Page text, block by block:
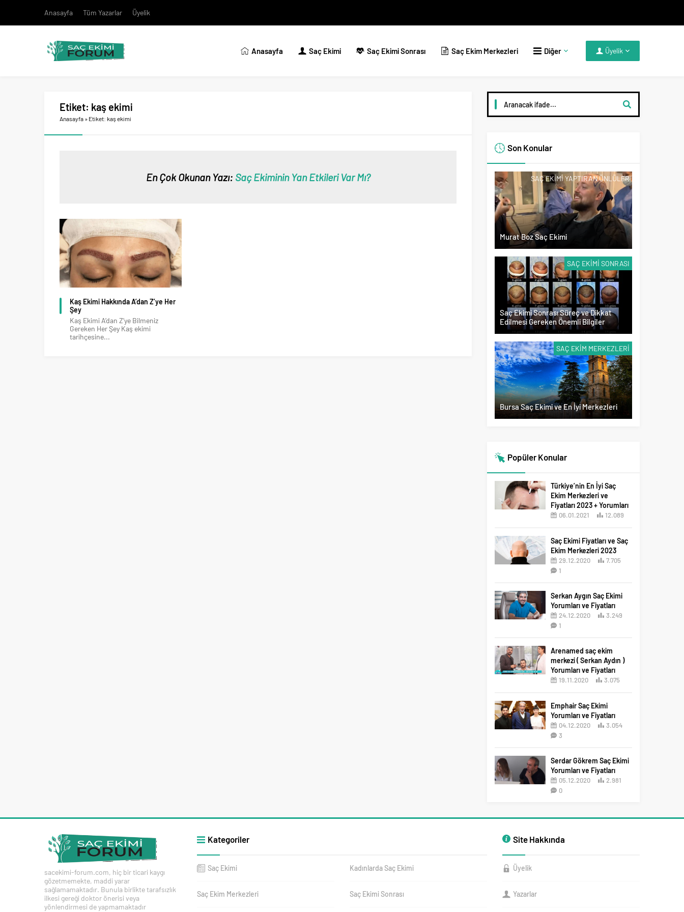
Anasayfa Tüm Yazarlar Üyelik
Anasayfa Saç Ekimi Saç Ekimi Sonrası Saç Ekim Merkezleri Diğer Üyelik
Etiket: kaş ekimi
Anasayfa » Etiket: kaş ekimi
En Çok Okunan Yazı: Saç Ekiminin Yan Etkileri Var Mı?
Kaş Ekimi Hakkında A’dan Z’ye Her
Şey
Kaş Ekimi A’dan Z’ye Bilmeniz
Gereken Her Şey Kaş ekimi
tarihçesine...
Son Konular
SAÇ EKIMI YAPTIRAN ÜNLÜLER
Murat Boz Saç Ekimi
SAÇ EKIMI SONRASI
Saç Ekimi Sonrası Süreç ve Dikkat
Edilmesi Gereken Önemli Bilgiler
SAÇ EKIM MERKEZLERI
Bursa Saç Ekimi ve En İyi Merkezleri
Popüler Konular
Türkiye’nin En İyi Saç
Ekim Merkezleri ve
Fiyatları 2023 + Yorumları
06.01.2021
12.089
Saç Ekimi Fiyatları ve Saç
Ekim Merkezleri 2023
29.12.2020
7.705
1
Serkan Aygın Saç Ekimi
Yorumları ve Fiyatları
24.12.2020
3.249
1
Arenamed saç ekim
merkezi ( Serkan Aydın )
Yorumları ve Fiyatları
19.11.2020
3.075
Emphair Saç Ekimi
Yorumları ve Fiyatları
04.12.2020
3.054
3
Serdar Gökrem Saç Ekimi
Yorumları ve Fiyatları
05.12.2020
2.981
0
sacekimi-forum.com, hiç bir ticari kaygı
gözetmemekte, maddi yarar
sağlamamaktadır. Bunula birlikte tarafsızlık
ilkesi gereği doktor önerisi veya
yönlendirmesi de yapmamaktadır
Kategoriler
Saç Ekimi Kadınlarda Saç Ekimi
Saç Ekim Merkezleri Saç Ekimi Sonrası
Site Hakkında
Üyelik
Yazarlar